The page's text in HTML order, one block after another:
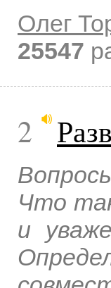
Олег
25547
2
Что
и